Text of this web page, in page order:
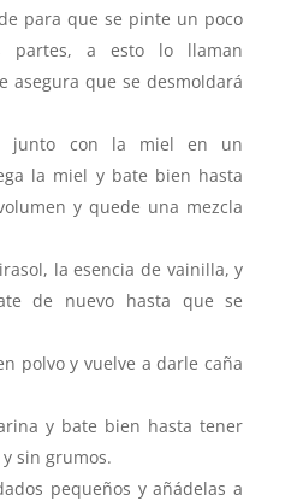
para que se pinte un poco
partes, a esto lo llaman
asegura que se desmoldará
junto con la miel en un
la miel y bate bien hasta
y quede una mezcla
la esencia de vainilla, y
de nuevo hasta que se
polvo y vuelve a darle caña
y bate bien hasta tener
sin grumos.
pequeños y añádelas a